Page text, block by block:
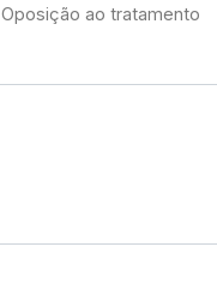
Oposição ao tratamento